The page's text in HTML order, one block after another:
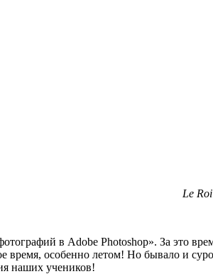
Le
в Adobe Photoshop». За это
время, особенно летом! Но бывало и
наших учеников!